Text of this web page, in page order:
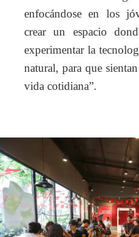
enfocándose en los
crear un espacio
experimentar la
natural, para que
vida cotidiana”.